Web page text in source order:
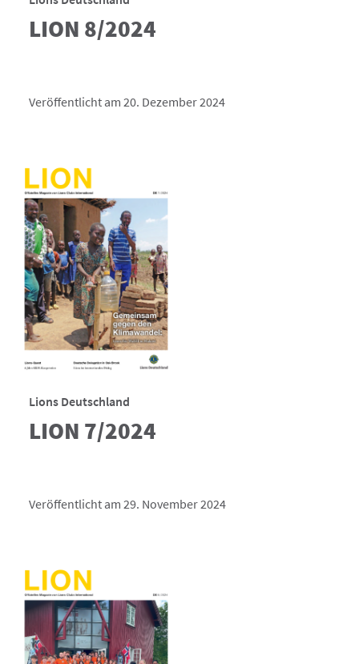
LION 8/2024
Veröffentlicht am 20. Dezember 2024
Lions Deutschland
LION 7/2024
Veröffentlicht am 29. November 2024